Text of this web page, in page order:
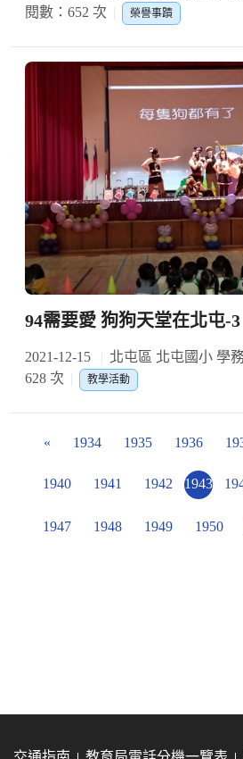
閱數：652 次
榮譽事蹟
94需要愛 狗狗天堂在北屯-3
2021-12-15 北屯區 北屯國小 學
628 次
教學活動
« 1934 1935 1936
1940 1941 1942 1943
1947 1948 1949 1950